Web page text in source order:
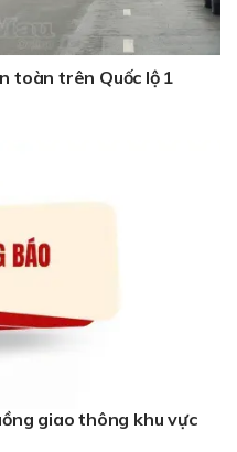
toàn trên Quốc lộ 1
giao thông khu vực